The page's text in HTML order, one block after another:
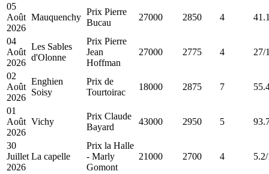
05
Août
2026
Mauquenchy
Prix Pierre
Bucau
27000 2850 4
04
Août
2026
Les Sables
d'Olonne
Prix Pierre
Jean
Hoffman
27000 2775 4 27/
02
Août
2026
Enghien
Soisy
Prix de
Tourtoirac
18000 2875 7
01
Août
2026
Vichy
Prix Claude
Bayard
43000 2950 5
30
Juillet
2026
La capelle
Prix la Halle
- Marly
Gomont
21000 2700 4